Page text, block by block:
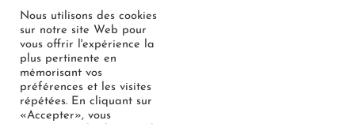
Mentions légales
Conditions générales de ventes
Politiques de retours
Politique de confidentialité
Nous utilisons des cookies
sur notre site Web pour
vous offrir l'expérience la
plus pertinente en
mémorisant vos
préférences et les visites
répétées. En cliquant sur
«Accepter», vous